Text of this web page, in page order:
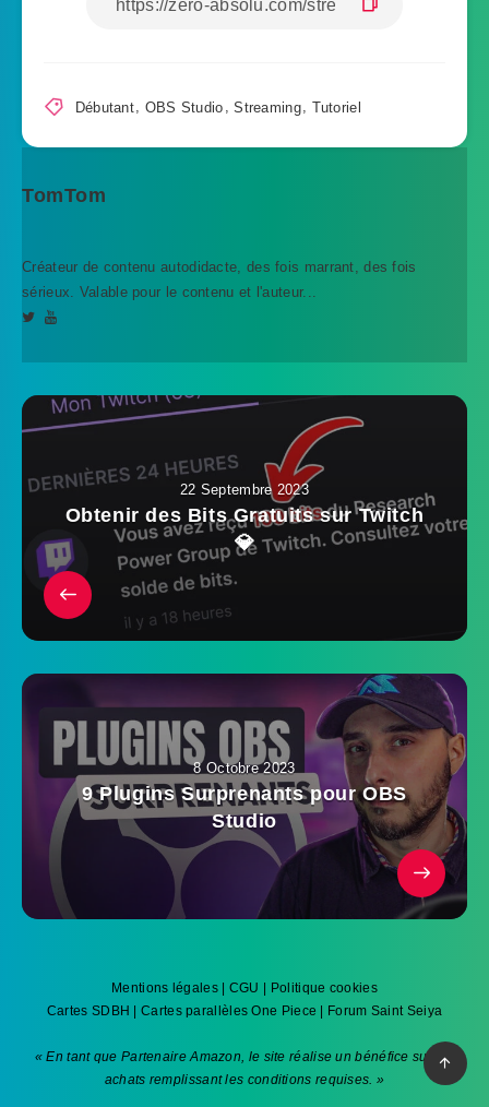
Débutant, OBS Studio ,Streaming, Tutoriel
TomTom
Créateur de contenu autodidacte, des fois marrant, des fois
sérieux. Valable pour le contenu et l'auteur...
22 Septembre 2023
Obtenir des Bits Gratuits sur Twitch
💎
8 Octobre 2023
9 Plugins Surprenants pour OBS
Studio
Mentions légales| CGU
Politique cookies
Cartes SDBH
|Cartes parallèles One Piece Forum Saint Seiya
« En tant que Partenaire Amazon, le site réalise un bénéfice sur les
achats remplissant les conditions requises. »